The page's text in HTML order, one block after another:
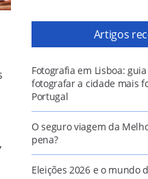
Artigos
Fotografia em Lisboa:
fotografar a cidade mais
Portugal
O seguro viagem da
pena?
Eleições 2026 e o mundo